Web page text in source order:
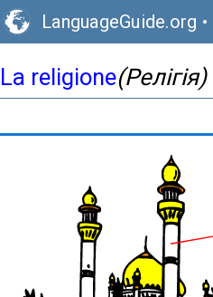
LanguageGuide.org •
La religione(Релігія)